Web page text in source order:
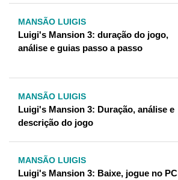
MANSÃO LUIGIS
Luigi's Mansion 3: duração do jogo,
análise e guias passo a passo
MANSÃO LUIGIS
Luigi's Mansion 3: Duração, análise e
descrição do jogo
MANSÃO LUIGIS
Luigi's Mansion 3: Baixe, jogue no PC